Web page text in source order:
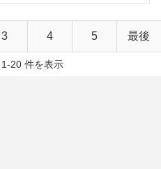
3 4 5 最後
20 件を表示